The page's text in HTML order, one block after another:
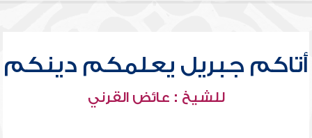
أتاكم جبريل يعلمكم دينكم
للشيخ : عائض القرني